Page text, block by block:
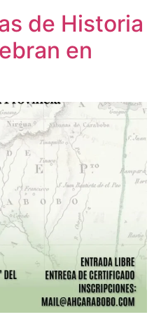
de Historia
en